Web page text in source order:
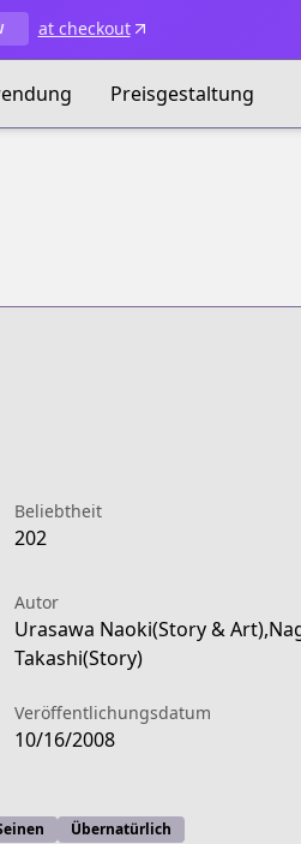
at checkout
Preisgestaltung
Beliebtheit
202
Autor
Urasawa Naoki(Story &
Takashi(Story)
Veröffentlichungsdatum
10/16/2008
Übernatürlich